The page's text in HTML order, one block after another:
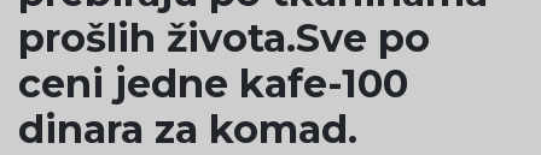
prošlih života.Sve po
ceni jedne kafe-100
dinara za komad.